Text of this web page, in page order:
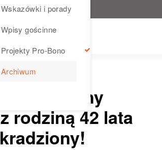
Wskazówki i porady
Wpisy gościnne
Projekty Pro-Bono
Archiwum
rodziną 42 lata